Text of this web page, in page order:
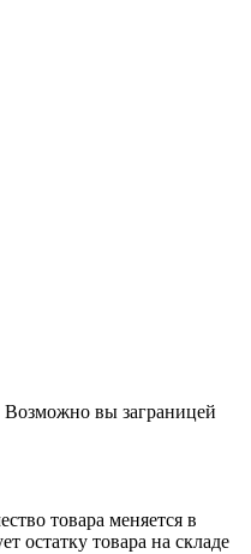
Возможно вы заграницей
товара меняется в
остатку товара на складе